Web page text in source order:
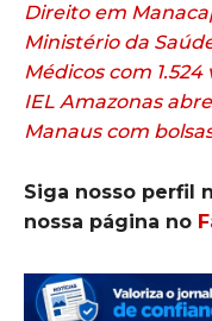
Direito em
Ministério da
Médicos com 1.524
IEL Amazonas
Manaus com
Siga nosso perfil
nossa página no